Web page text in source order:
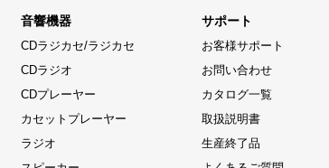
音響機器
CDラジカセ/ラジカセ
CDラジオ
CDプレーヤー
カセットプレーヤー
ラジオ
サポート
お客様サポート
お問い合わせ
カタログ一覧
取扱説明書
生産終了品